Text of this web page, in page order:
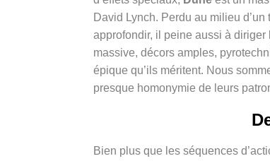
David Lynch. Perdu au milieu
approfondir, il peine aussi à
massive, décors amples,
épique qu’ils méritent. Nous
presque homonymie de leurs
Bien plus que les séquences